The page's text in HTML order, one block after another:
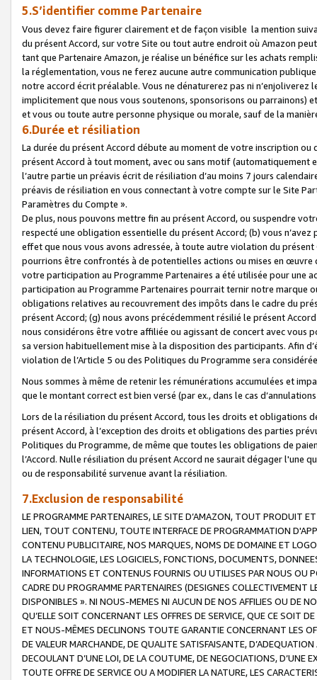
5.S’identifier comme Partenaire
Vous devez faire figurer clairement et de façon visible la mention
du présent Accord, sur votre Site ou tout autre endroit où Amazon
tant que Partenaire Amazon, je réalise un bénéfice sur les achats
la réglementation, vous ne ferez aucune autre communication
notre accord écrit préalable. Vous ne dénaturerez pas ni
implicitement que nous vous soutenons, sponsorisons ou parrainons)
et vous ou toute autre personne physique ou morale, sauf de la
6.Durée et résiliation
La durée du présent Accord débute au moment de votre inscription
présent Accord à tout moment, avec ou sans motif (automatiquement
l’autre partie un préavis écrit de résiliation d’au moins 7 jours
préavis de résiliation en vous connectant à votre compte sur le Site
Paramètres du Compte ».
De plus, nous pouvons mettre fin au présent Accord, ou suspendre
respecté une obligation essentielle du présent Accord; (b) vous
effet que nous vous avons adressée, à toute autre violation du
pourrions être confrontés à de potentielles actions ou mises en
votre participation au Programme Partenaires a été utilisée pour une
participation au Programme Partenaires pourrait ternir notre marque
obligations relatives au recouvrement des impôts dans le cadre du
présent Accord; (g) nous avons précédemment résilié le présent
nous considérons être votre affiliée ou agissant de concert avec vous
sa version habituellement mise à la disposition des participants. Afin
violation de l’Article 5 ou des Politiques du Programme sera
Nous sommes à même de retenir les rémunérations accumulées et
que le montant correct est bien versé (par ex., dans le cas
Lors de la résiliation du présent Accord, tous les droits et obligations
présent Accord, à l’exception des droits et obligations des parties
Politiques du Programme, de même que toutes les obligations de
l’Accord. Nulle résiliation du présent Accord ne saurait dégager l'une
ou de responsabilité survenue avant la résiliation.
7.Exclusion de responsabilité
LE PROGRAMME PARTENAIRES, LE SITE D’AMAZON, TOUT PRODUIT
LIEN, TOUT CONTENU, TOUTE INTERFACE DE PROGRAMMATION
CONTENU PUBLICITAIRE, NOS MARQUES, NOMS DE DOMAINE ET
LA TECHNOLOGIE, LES LOGICIELS, FONCTIONS, DOCUMENTS,
INFORMATIONS ET CONTENUS FOURNIS OU UTILISES PAR NOUS OU
CADRE DU PROGRAMME PARTENAIRES (DESIGNES COLLECTIVEMENT
DISPONIBLES ». NI NOUS-MEMES NI AUCUN DE NOS AFFILIES OU DE
QU’ELLE SOIT CONCERNANT LES OFFRES DE SERVICE, QUE CE SOIT
ET NOUS-MÊMES DECLINONS TOUTE GARANTIE CONCERNANT LES
DE VALEUR MARCHANDE, DE QUALITE SATISFAISANTE,
DECOULANT D’UNE LOI, DE LA COUTUME, DE NEGOCIATIONS, D’UNE
TOUTE OFFRE DE SERVICE OU A MODIFIER LA NATURE, LES